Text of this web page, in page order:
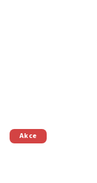
Akce